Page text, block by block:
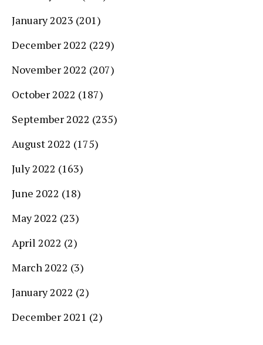
January 2023 (201)
December 2022 (229)
November 2022 (207)
October 2022 (187)
September 2022 (235)
August 2022 (175)
July 2022 (163)
June 2022 (18)
May 2022 (23)
April 2022 (2)
March 2022 (3)
January 2022 (2)
December 2021 (2)